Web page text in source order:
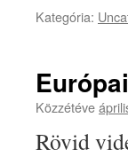
Kategória:
Közzétéve
Rövid